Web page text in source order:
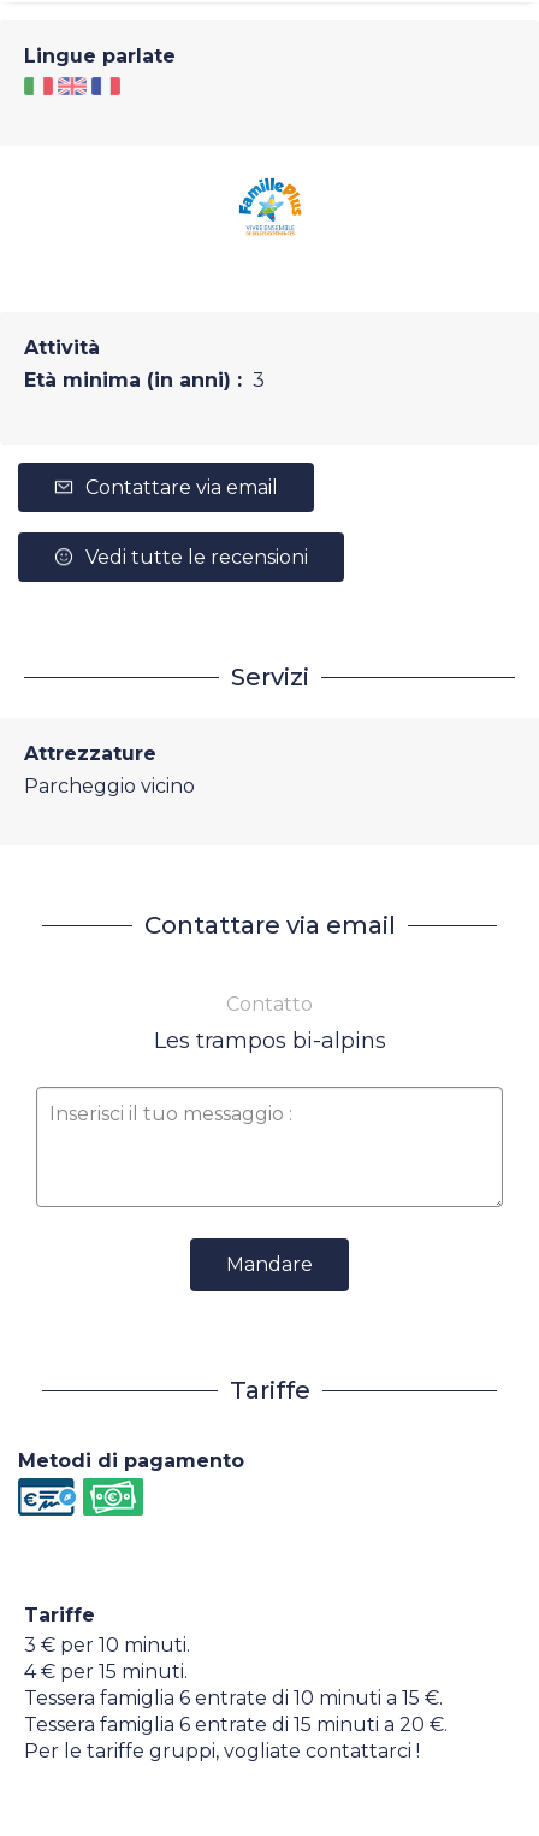
Lingue parlate
Attività
Età minima (in anni) : 3
Contattare via email
Vedi tutte le recensioni
Servizi
Attrezzature
Parcheggio vicino
Contattare via email
Contatto
Les trampos bi-alpins
Mandare
Tariffe
Metodi di pagamento
Tariffe
3 € per 10 minuti.
4 € per 15 minuti.
Tessera famiglia 6 entrate di 10 minuti a 15 €.
Tessera famiglia 6 entrate di 15 minuti a 20 €.
Per le tariffe gruppi, vogliate contattarci !